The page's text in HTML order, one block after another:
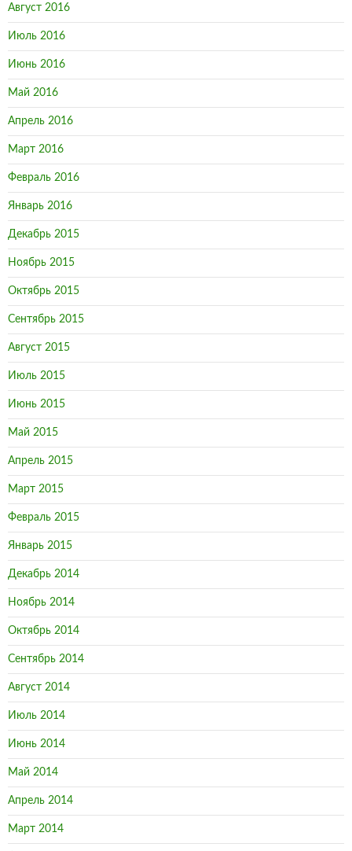
Август 2016
Июль 2016
Июнь 2016
Май 2016
Апрель 2016
Март 2016
Февраль 2016
Январь 2016
Декабрь 2015
Ноябрь 2015
Октябрь 2015
Сентябрь 2015
Август 2015
Июль 2015
Июнь 2015
Май 2015
Апрель 2015
Март 2015
Февраль 2015
Январь 2015
Декабрь 2014
Ноябрь 2014
Октябрь 2014
Сентябрь 2014
Август 2014
Июль 2014
Июнь 2014
Май 2014
Апрель 2014
Март 2014